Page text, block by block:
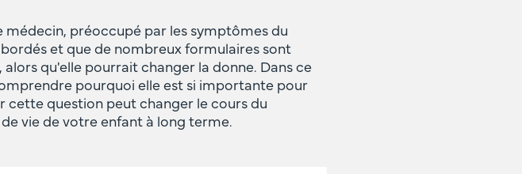
médecin, préoccupé par les symptômes du
et que de nombreux formulaires sont
qu'elle pourrait changer la donne. Dans ce
pourquoi elle est si importante pour
cette question peut changer le cours du
vie de votre enfant à long terme.